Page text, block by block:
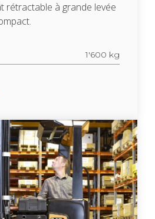
rétrac­table à grande levée
1'600 kg